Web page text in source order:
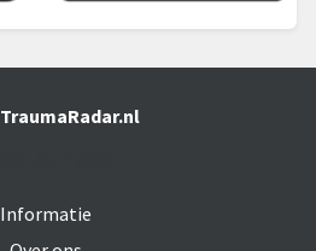
Informatie
TraumaRadar.nl